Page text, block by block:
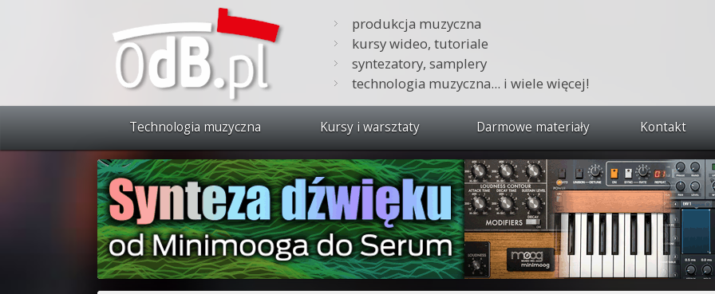
produkcja muzyczna
kursy wideo, tutoriale
syntezatory, samplery
technologia muzyczna... i wiele więcej!
Technologia muzyczna Kursy i warsztaty
Zobacz wszystkie kursy i warsztaty
Synteza dźwięku 🔥
Produkcja muzyczna w praktyce
Bitwig Studio od podstaw
Darmowe materiały Kontakt